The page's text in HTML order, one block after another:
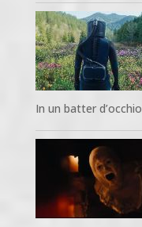
In un batter d’occhio